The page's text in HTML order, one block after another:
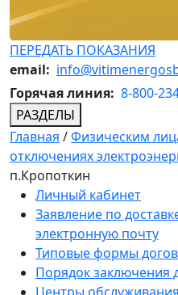
ПЕРЕДАТЬ ПОКАЗАНИЯ
email:
Горячая линия: 8-800-
РАЗДЕЛЫ
Главная /Физическим
отключениях
п.Кропоткин
Личный кабинет
Заявление по
электронную почту
Типовые формы
Порядок заключения